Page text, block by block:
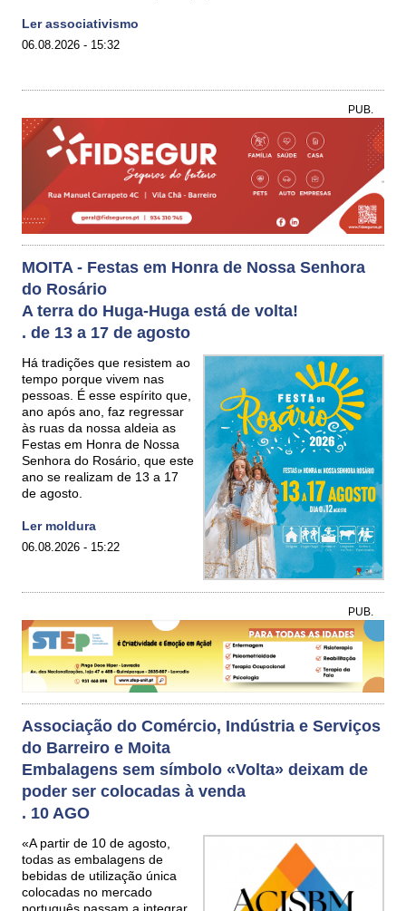
Ler associativismo
06.08.2026 - 15:32
PUB.
MOITA - Festas em Honra de Nossa Senhora
do Rosário
A terra do Huga-Huga está de volta!
. de 13 a 17 de agosto
Há tradições que resistem ao
tempo porque vivem nas
pessoas. É esse espírito que,
ano após ano, faz regressar
às ruas da nossa aldeia as
Festas em Honra de Nossa
Senhora do Rosário, que este
ano se realizam de 13 a 17
de agosto.
Ler moldura
06.08.2026 - 15:22
PUB.
Associação do Comércio, Indústria e Serviços
do Barreiro e Moita
Embalagens sem símbolo «Volta» deixam de
poder ser colocadas à venda
. 10 AGO
«A partir de 10 de agosto,
todas as embalagens de
bebidas de utilização única
colocadas no mercado
português passam a integrar